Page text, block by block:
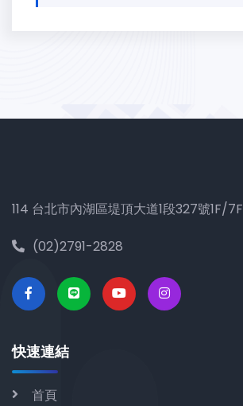
114 台北市內湖區堤頂大道1段327號1F/7F
(02)2791-2828
快速連結
首頁